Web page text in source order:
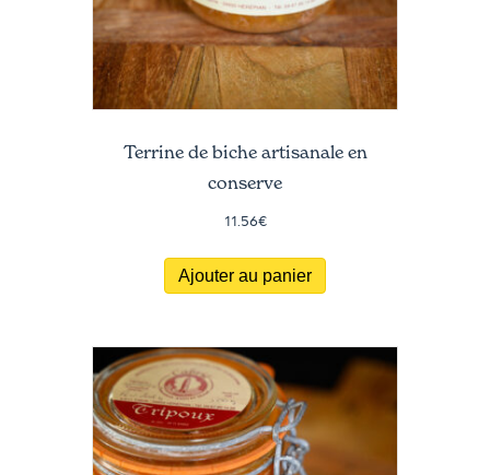
Terrine de biche artisanale en
conserve
11.56€
Ajouter au panier